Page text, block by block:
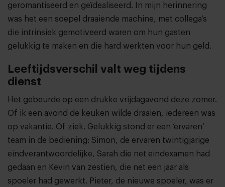
geromantiseerd en geïdealiseerd. In mijn herinnering
was het een soepel draaiende machine, met collega’s
die intrinsiek gemotiveerd waren om hun gasten
gelukkig te maken en die hard werkten voor hun geld.
Leeftijdsverschil valt weg tijdens
dienst
Het gebeurde op een drukke vrijdagavond deze zomer.
Of ik een avond de keuken wilde draaien, iedereen was
op vakantie. Of ziek. Gelukkig stond er een ‘ervaren’
team in de bediening: Simon, de ervaren twintigjarige
eindverantwoordelijke, Sarah die net eindexamen had
gedaan en Kevin van zestien, die net een jaar als
spoeler had gewerkt. Pieter, de nieuwe spoeler, was er